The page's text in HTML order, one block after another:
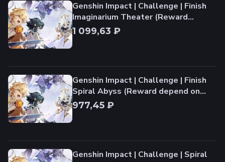
Genshin Impact | Challenge | Finish
Imaginarium Theater (Reward
depend on team)
1 099,63 ₽
Genshin Impact | Challenge | Finish
Spiral Abyss (Reward depend on
team)
977,45 ₽
Genshin Impact | Challenge | Spiral